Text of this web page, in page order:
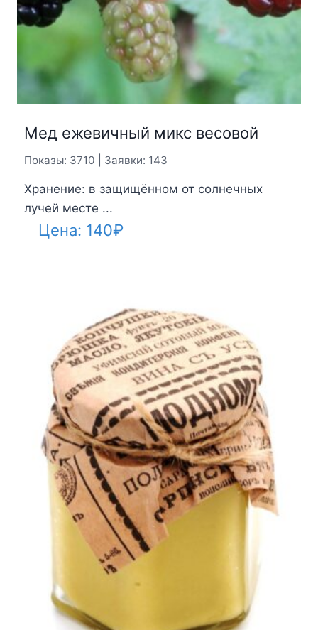
Мед ежевичный микс весовой
Показы: 3710 | Заявки: 143
Хранение: в защищённом от солнечных
лучей месте ...
Цена: 140₽